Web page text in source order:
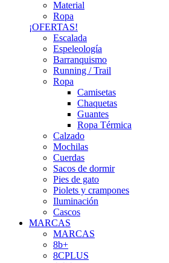
Material
Ropa
¡OFERTAS!
Escalada
Espeleología
Barranquismo
Running / Trail
Ropa
Camisetas
Chaquetas
Guantes
Ropa Térmica
Calzado
Mochilas
Cuerdas
Sacos de dormir
Pies de gato
Piolets y crampones
Iluminación
Cascos
MARCAS
MARCAS
8b+
8CPLUS